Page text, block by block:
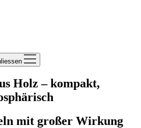
Holz – kompakt,
mit großer Wirkung